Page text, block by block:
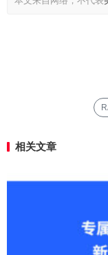
相关文章